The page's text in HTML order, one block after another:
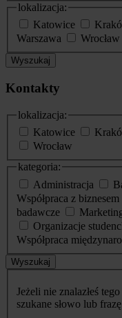
lokalizacja:
Katowice
Warszawa
Wrocław
Wyszukaj
Kontakty
lokalizacja:
Katowice
Wrocław
kategoria:
Administracja
Współpraca z biznesem
badawcze
Organizacje
Współpraca
Wyszukaj
Jeżeli nie znalazłeś
szukane słowo lub